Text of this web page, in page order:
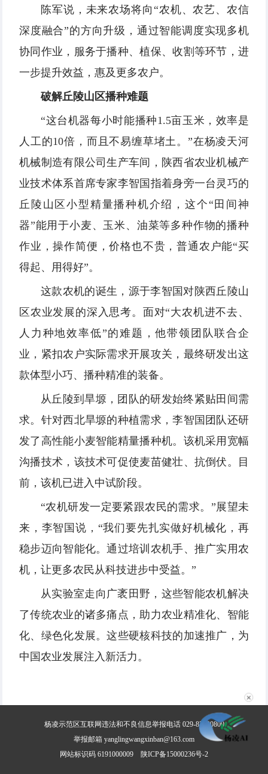
陈军说，未来农场将向“农机、农艺、农信
深度融合”的方向升级，通过智能调度实现多机
协同作业，服务于播种、植保、收割等环节，进
一步提升效益，惠及更多农户。
破解丘陵山区播种难题
“这台机器每小时能播种1.5亩玉米，效率是
人工的10倍，而且不易缠草堵土。”在杨凌天河
机械制造有限公司生产车间，陕西省农业机械产
业技术体系首席专家李智国指着身旁一台灵巧的
丘陵山区小型精量播种机介绍，这个“田间神
器”能用于小麦、玉米、油菜等多种作物的播种
作业，操作简便，价格也不贵，普通农户能“买
得起、用得好”。
这款农机的诞生，源于李智国对陕西丘陵山
区农业发展的深入思考。面对“大农机进不去、
人力种地效率低”的难题，他带领团队联合企
业，紧扣农户实际需求开展攻关，最终研发出这
款体型小巧、播种精准的装备。
从丘陵到旱塬，团队的研发始终紧贴田间需
求。针对西北旱塬的种植需求，李智国团队还研
发了高性能小麦智能精量播种机。该机采用宽幅
沟播技术，该技术可促使麦苗健壮、抗倒伏。目
前，该机已进入中试阶段。
“农机研发一定要紧跟农民的需求。”展望未
来，李智国说，“我们要先扎实做好机械化，再
稳步迈向智能化。通过培训农机手、推广实用农
机，让更多农民从科技进步中受益。”
从实验室走向广袤田野，这些智能农机解决
了传统农业的诸多痛点，助力农业精准化、智能
化、绿色化发展。这些硬核科技的加速推广，为
中国农业发展注入新活力。
杨凌示范区互联网违法和不良信息举报电话 029-87030800
举报邮箱 yanglingwangxinban@163.com
网站标识码 6191000009
陕ICP备15000236号-2
✕